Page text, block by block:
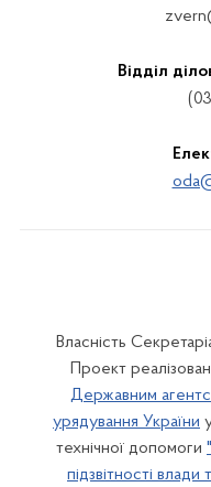
Відділ
Власність
Проект
Державним
урядування України
технічної допомоги
підзвітності влади